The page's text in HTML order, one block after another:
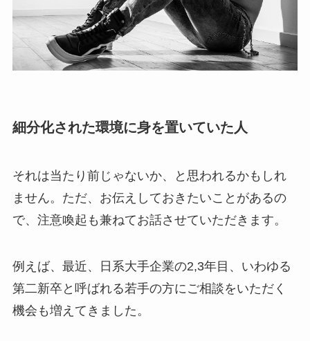
細分化された環境に身を置いていた人
それは当たり前じゃないか、と思われるかもしれ
ません。ただ、お伝えしておきたいことがあるの
で、注意喚起も兼ねてお話させていただきます。
例えば、最近、日系大手企業の2,3年目、いわゆる
第二新卒と呼ばれる若手の方にご相談をいただく
機会も増えてきました。